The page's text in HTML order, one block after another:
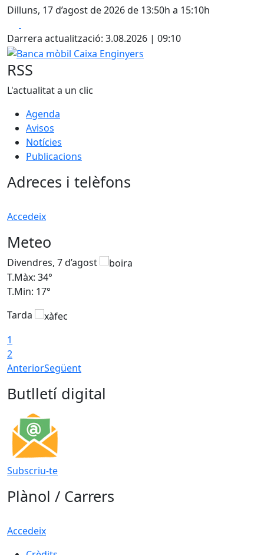
Dilluns, 17 d’agost de 2026 de 13:50h a 15:10h
Darrera actualització: 3.08.2026 | 09:10
Banca mòbil Caixa Enginyers
RSS
L'actualitat a un clic
Agenda
Avisos
Notícies
Publicacions
Adreces i telèfons
Accedeix
Meteo
Divendres, 7 d’agost
T.Màx: 34°
T.Min: 17°
Tarda
1
2
AnteriorSegüent
Butlletí digital
Subscriu-te
Plànol / Carrers
Accedeix